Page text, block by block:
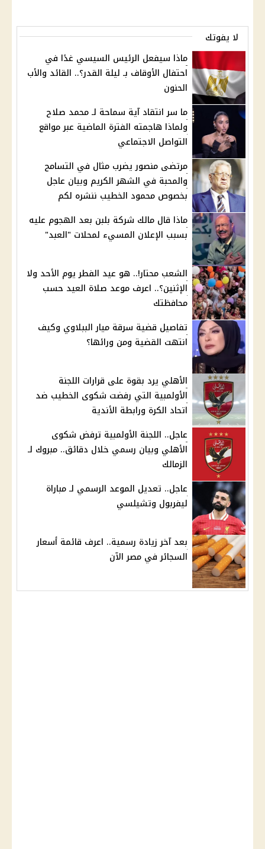
لا يفوتك
ماذا سيفعل الرئيس السيسي غدًا في
احتفال الأوقاف بـ ليلة القدر؟.. القائد والأب
الحنون
ما سر انتقاد آية سماحة لـ محمد صلاح
ولماذا هاجمته الفترة الماضية عبر مواقع
التواصل الاجتماعي
مرتضى منصور يضرب مثال في التسامح
والمحبة في الشهر الكريم وبيان عاجل
بخصوص محمود الخطيب ننشره لكم
ماذا قال مالك شركة بلبن بعد الهجوم عليه
بسبب الإعلان المسيء لمحلات "العبد"
الشعب محتار!.. هو عيد الفطر يوم الأحد ولا
الإثنين؟.. اعرف موعد صلاة العيد حسب
محافظتك
تفاصيل قضية سرقة ميار الببلاوي وكيف
انتهت القضية ومن ورائها؟
الأهلي يرد بقوة على قرارات اللجنة
الأولمبية التي رفضت شكوى الخطيب ضد
اتحاد الكرة ورابطة الأندية
عاجل.. اللجنة الأولمبية ترفض شكوى
الأهلي وبيان رسمي خلال دقائق.. مبروك لـ
الزمالك
عاجل.. تعديل الموعد الرسمي لـ مباراة
ليفربول وتشيلسي
بعد آخر زيادة رسمية.. اعرف قائمة أسعار
السجائر في مصر الآن